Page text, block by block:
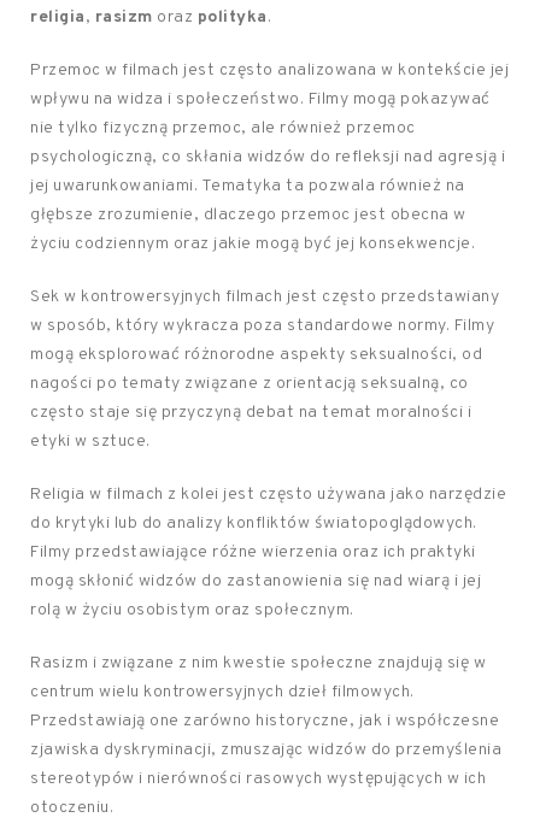
religia, rasizm oraz polityka.
Przemoc w filmach jest często analizowana w kontekście jej
wpływu na widza i społeczeństwo. Filmy mogą pokazywać
nie tylko fizyczną przemoc, ale również przemoc
psychologiczną, co skłania widzów do refleksji nad agresją i
jej uwarunkowaniami. Tematyka ta pozwala również na
głębsze zrozumienie, dlaczego przemoc jest obecna w
życiu codziennym oraz jakie mogą być jej konsekwencje.
Sek w kontrowersyjnych filmach jest często przedstawiany
w sposób, który wykracza poza standardowe normy. Filmy
mogą eksplorować różnorodne aspekty seksualności, od
nagości po tematy związane z orientacją seksualną, co
często staje się przyczyną debat na temat moralności i
etyki w sztuce.
Religia w filmach z kolei jest często używana jako narzędzie
do krytyki lub do analizy konfliktów światopoglądowych.
Filmy przedstawiające różne wierzenia oraz ich praktyki
mogą skłonić widzów do zastanowienia się nad wiarą i jej
rolą w życiu osobistym oraz społecznym.
Rasizm i związane z nim kwestie społeczne znajdują się w
centrum wielu kontrowersyjnych dzieł filmowych.
Przedstawiają one zarówno historyczne, jak i współczesne
zjawiska dyskryminacji, zmuszając widzów do przemyślenia
stereotypów i nierówności rasowych występujących w ich
otoczeniu.